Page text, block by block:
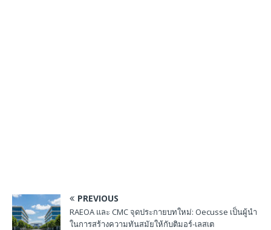
PREVIOUS
RAEOA และ CMC จุดประกายบทใหม่: Oecusse เป็นผู้นำ
ในการสร้างความทันสมัยให้กับติมอร์-เลสเต